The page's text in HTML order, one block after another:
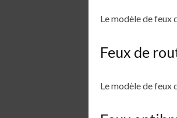
Le modèle de feux
Feux de
Le modèle de feux